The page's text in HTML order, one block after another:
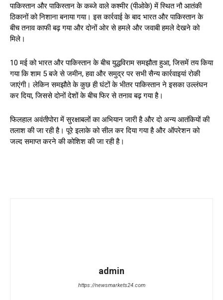
पाकिस्तान और पाकिस्तान के कब्जे वाले कश्मीर (पीओके) में स्थित नौ आतंकी
ठिकानों को निशाना बनाया गया। इस कार्रवाई के बाद भारत और पाकिस्तान के
बीच तनाव काफी बढ़ गया और दोनों ओर से हमले और जवाबी हमले देखने को
मिले।
10 मई को भारत और पाकिस्तान के बीच युद्धविराम समझौता हुआ, जिसमें तय किया
गया कि शाम 5 बजे से जमीन, हवा और समुद्र पर सभी सैन्य कार्रवाइयां रोकी
जाएंगी। लेकिन समझौते के कुछ ही घंटों के भीतर पाकिस्तान ने इसका उल्लंघन
कर दिया, जिससे दोनों देशों के बीच फिर से तनाव बढ़ गया है।
फिलहाल अवंतीपोरा में सुरक्षाबलों का अभियान जारी है और दो अन्य आतंकियों की
तलाश की जा रही है। पूरे इलाके को सील कर दिया गया है और ऑपरेशन को
जल्द समाप्त करने की कोशिश की जा रही है।
admin
https://newsmarkets24.com